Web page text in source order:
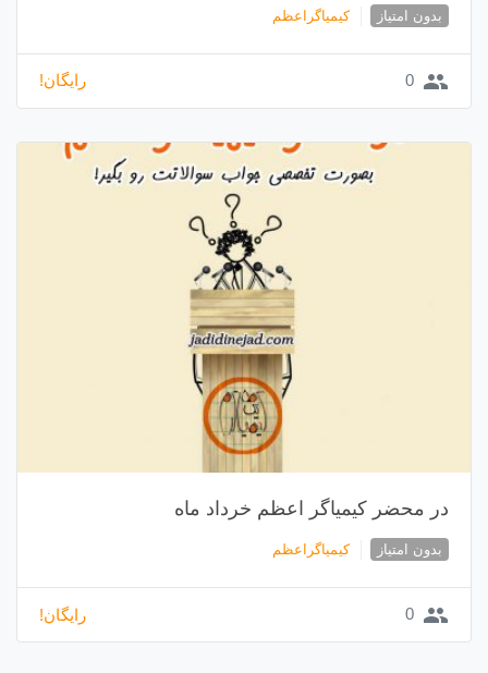
بدون امتیاز کیمیاگراعظم
group
0 رایگان!
در محضر کیمیاگر اعظم خرداد ماه
بدون امتیاز کیمیاگراعظم
group
0 رایگان!